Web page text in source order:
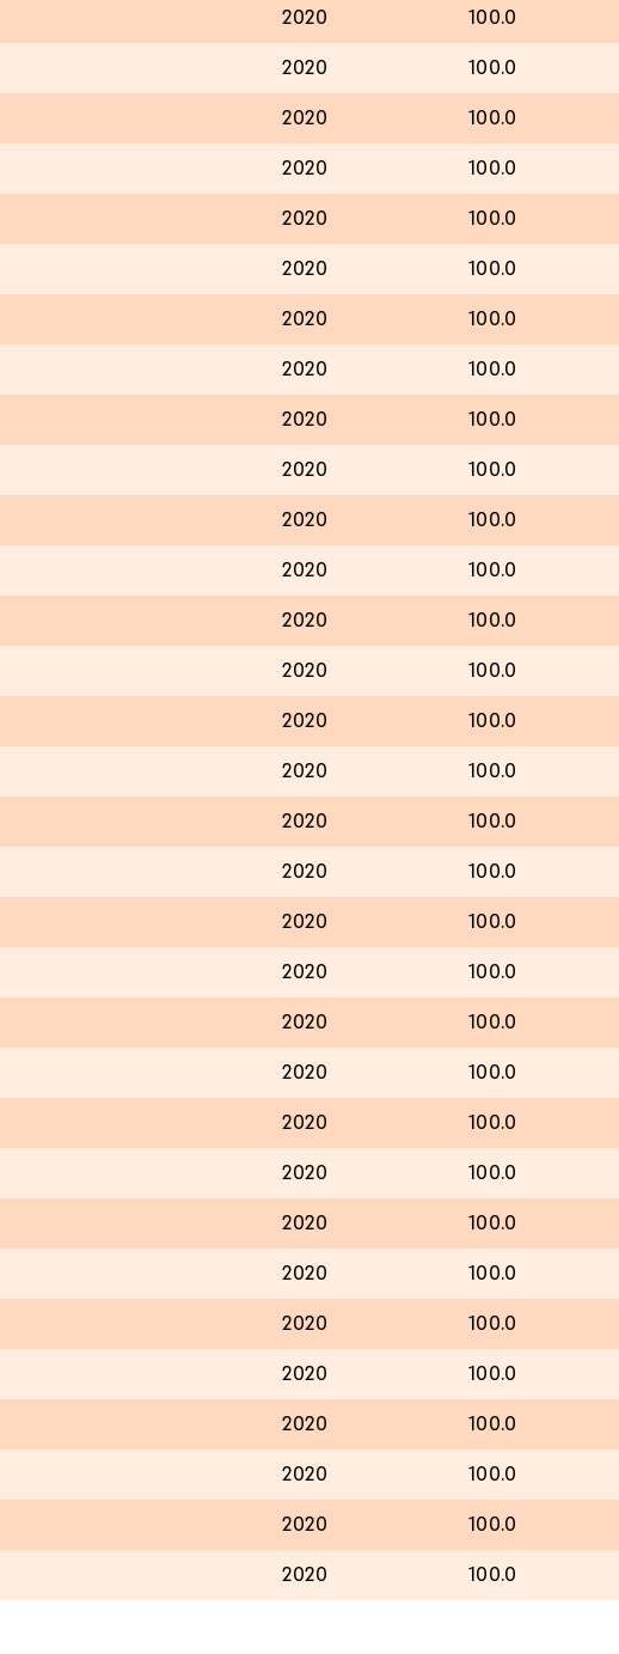
2020 100.0
2020 100.0
2020 100.0
2020 100.0
2020 100.0
2020 100.0
2020 100.0
2020 100.0
2020 100.0
2020 100.0
2020 100.0
2020 100.0
2020 100.0
2020 100.0
2020 100.0
2020 100.0
2020 100.0
2020 100.0
2020 100.0
2020 100.0
2020 100.0
2020 100.0
2020 100.0
2020 100.0
2020 100.0
2020 100.0
2020 100.0
2020 100.0
2020 100.0
2020 100.0
2020 100.0
2020 100.0